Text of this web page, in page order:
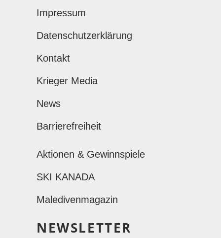
Impressum
Datenschutzerklärung
Kontakt
Krieger Media
News
Barrierefreiheit
Aktionen & Gewinnspiele
SKI KANADA
Maledivenmagazin
NEWSLETTER